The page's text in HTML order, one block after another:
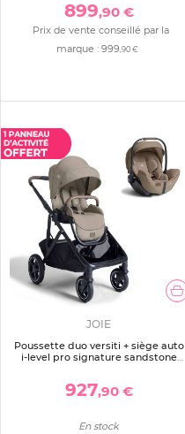
899,90 €
Prix de vente conseillé par la
marque : 999,90 €
JOIE
Poussette duo versiti + siège auto
i-level pro signature sandstone
927,90 €
En stock